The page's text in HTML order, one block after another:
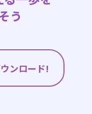
う
ンロード!